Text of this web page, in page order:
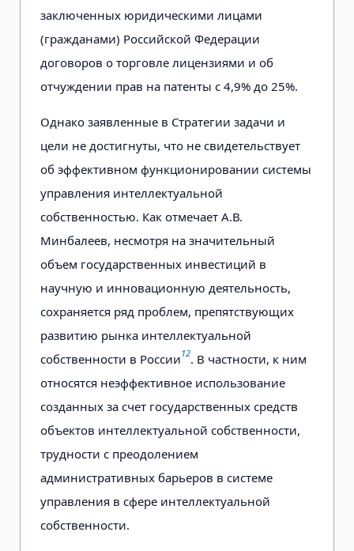
заключенных юридическими лицами
(гражданами) Российской Федерации
договоров о торговле лицензиями и об
отчуждении прав на патенты с 4,9% до 25%.
Однако заявленные в Стратегии задачи и
цели не достигнуты, что не свидетельствует
об эффективном функционировании системы
управления интеллектуальной
собственностью. Как отмечает А.В.
Минбалеев, несмотря на значительный
объем государственных инвестиций в
научную и инновационную деятельность,
сохраняется ряд проблем, препятствующих
развитию рынка интеллектуальной
собственности в России12. В частности, к ним
относятся неэффективное использование
созданных за счет государственных средств
объектов интеллектуальной собственности,
трудности с преодолением
административных барьеров в системе
управления в сфере интеллектуальной
собственности.